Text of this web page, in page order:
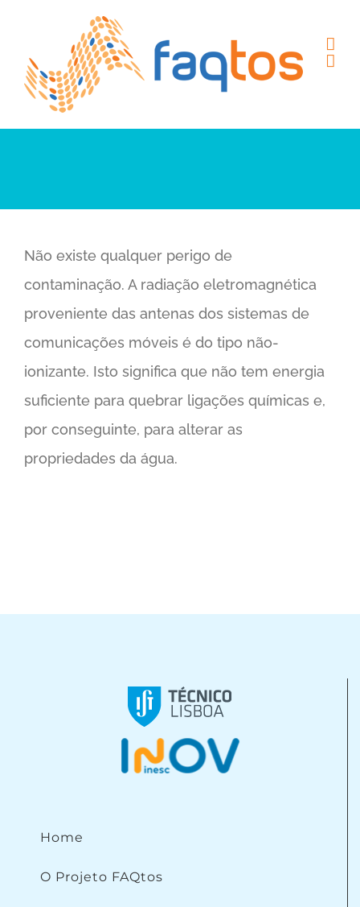
content
Não existe qualquer perigo de
contaminação. A radiação eletromagnética
proveniente das antenas dos sistemas de
comunicações móveis é do tipo não-
ionizante. Isto significa que não tem energia
suficiente para quebrar ligações químicas e,
por conseguinte, para alterar as
propriedades da água.
Home
O Projeto FAQtos